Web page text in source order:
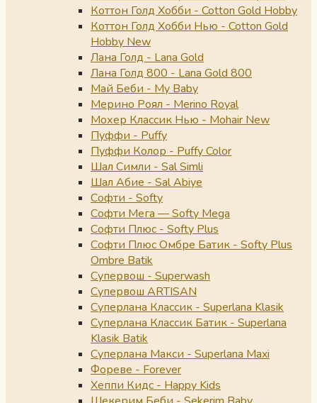
Коттон Голд Хобби - Cotton Gold Hobby
Коттон Голд Хобби Нью - Cotton Gold
Hobby New
Лана Голд - Lana Gold
Лана Голд 800 - Lana Gold 800
Май Беби - My Baby
Мерино Роял - Merino Royal
Мохер Классик Нью - Mohair New
Пуффи - Puffy
Пуффи Колор - Puffy Color
Шал Симли - Sal Simli
Шал Абие - Sal Abiye
Софти - Softy
Софти Мега — Softy Mega
Софти Плюс - Softy Plus
Софти Плюс Омбре Батик - Softy Plus
Ombre Batik
Супервош - Superwash
Супервош ARTISAN
Суперлана Классик - Superlana Klasik
Суперлана Классик Батик - Superlana
Klasik Batik
Суперлана Макси - Superlana Maxi
Фореве - Forever
Хеппи Кидс - Happy Kids